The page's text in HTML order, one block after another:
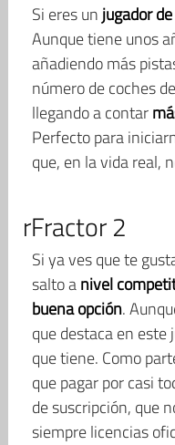
Si eres un jugador
Aunque tiene unos
añadiendo más
número de coches
llegando a contar
Perfecto para
que, en la vida real,
rFractor 2
Si ya ves que te
salto anivel
buena opción.
que destaca en este
que tiene. Como
que pagar por casi
de suscripción, que
siempre licencias